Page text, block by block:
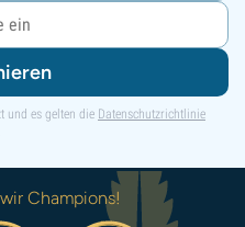
und es gelten die Datenschutzrichtlinie
Champions!